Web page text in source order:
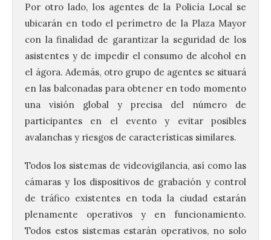
Por otro lado, los agentes de la Policía Local se
ubicarán en todo el perímetro de la Plaza Mayor
con la finalidad de garantizar la seguridad de los
asistentes y de impedir el consumo de alcohol en
el ágora. Además, otro grupo de agentes se situará
en las balconadas para obtener en todo momento
una visión global y precisa del número de
participantes en el evento y evitar posibles
avalanchas y riesgos de características similares.
Todos los sistemas de videovigilancia, así como las
cámaras y los dispositivos de grabación y control
de tráfico existentes en toda la ciudad estarán
plenamente operativos y en funcionamiento.
Todos estos sistemas estarán operativos, no solo